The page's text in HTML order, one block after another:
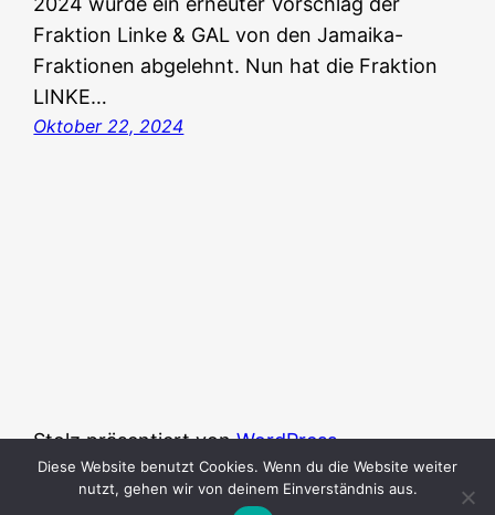
Fraktion Linke & GAL von den Jamaika-
Fraktionen abgelehnt. Nun hat die Fraktion
LINKE…
Oktober 22, 2024
Stolz präsentiert vonWordPress
Diese Website benutzt Cookies. Wenn du die Website weiter
nutzt, gehen wir von deinem Einverständnis aus.